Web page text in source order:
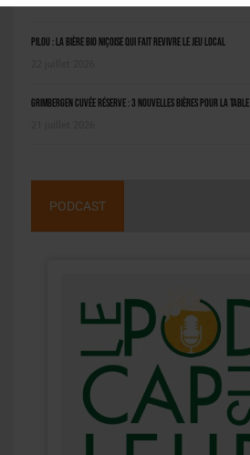
Pilou : la bière bio niçoise qui fait revivre le jeu local
Grimbergen Cuvée Réserve : 3 nouvelles bières pour la table
PODCAST